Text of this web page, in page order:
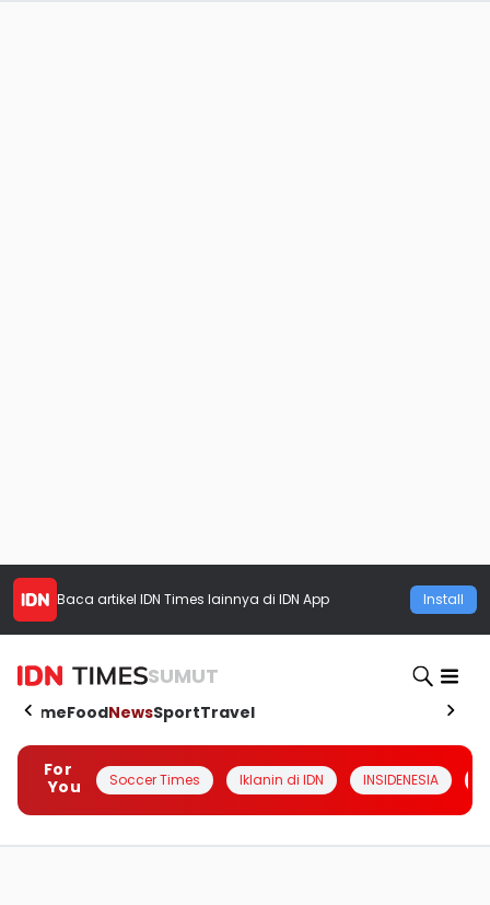
Baca artikel IDN Times lainnya di IDN App Install
SUMUT
HomeFoodNewsSportTravel
For
You
Soccer Times Iklanin di IDN INSIDENESIA